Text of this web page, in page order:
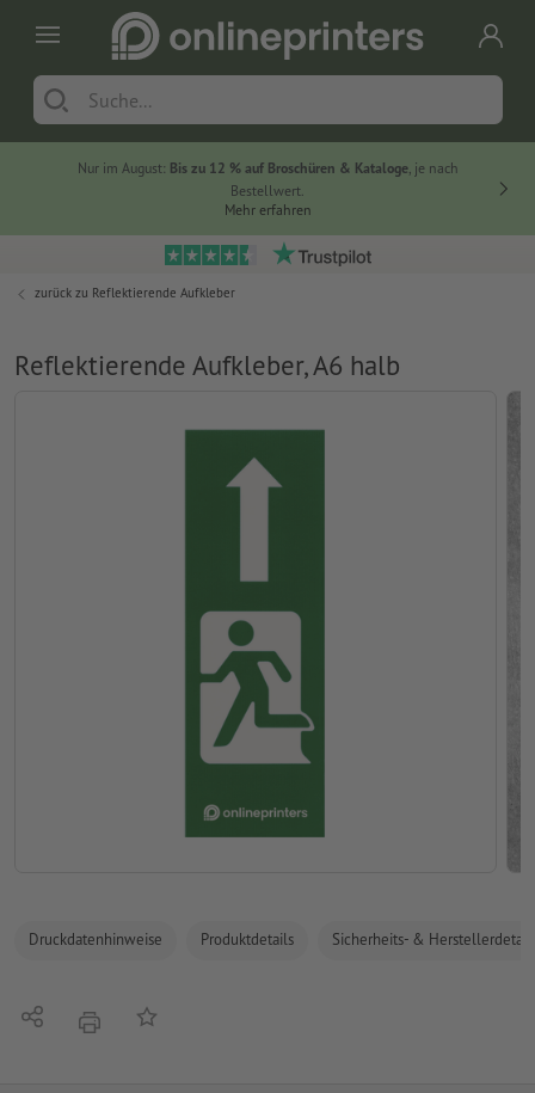
Nur im August: Bis zu 12 % auf Broschüren & Kataloge, je nach
Bestellwert.
Mehr erfahren
zurück zu Reflektierende Aufkleber
Reflektierende Aufkleber, A6 halb
Druckdatenhinweise Produktdetails Sicherheits- &
Teilen DruckenAuf die Merkliste